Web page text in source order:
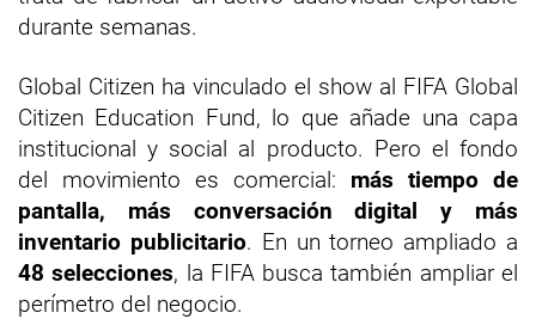
durante semanas.
Global Citizen ha vinculado el show al FIFA Global
Citizen Education Fund, lo que añade una capa
institucional y social al producto. Pero el fondo
del movimiento es comercial: más tiempo de
pantalla, más conversación digital y más
inventario publicitario. En un torneo ampliado a
48 selecciones, la FIFA busca también ampliar el
perímetro del negocio.